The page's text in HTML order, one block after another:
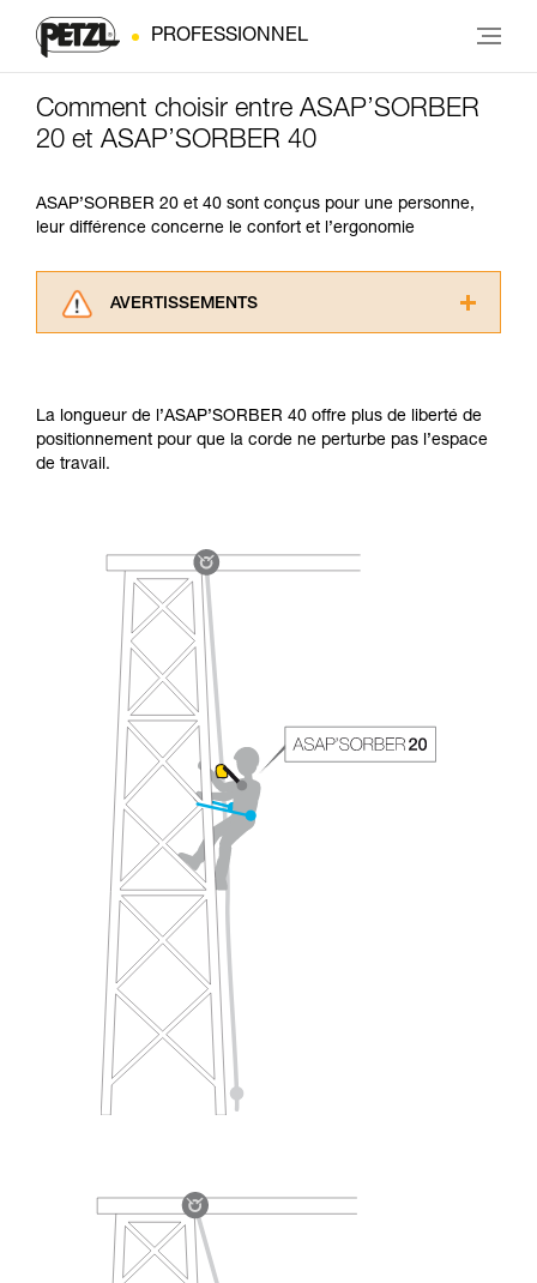
PROFESSIONNEL
Comment choisir entre ASAP’SORBER
20 et ASAP’SORBER 40
ASAP’SORBER 20 et 40 sont conçus pour une personne,
leur différence concerne le confort et l’ergonomie
AVERTISSEMENTS
informations de la notice technique pour
pouvoir comprendre ce complément
la manipulation, seul, en toute sécurité, avant
de la reproduire en autonomie.
Nous donnons des exemples de techniques
liées à votre activité. Il peut en exister d’autres
que nous ne décrivons pas ici.
La longueur de l’ASAP’SORBER 40 offre plus de liberté de
positionnement pour que la corde ne perturbe pas l’espace
de travail.